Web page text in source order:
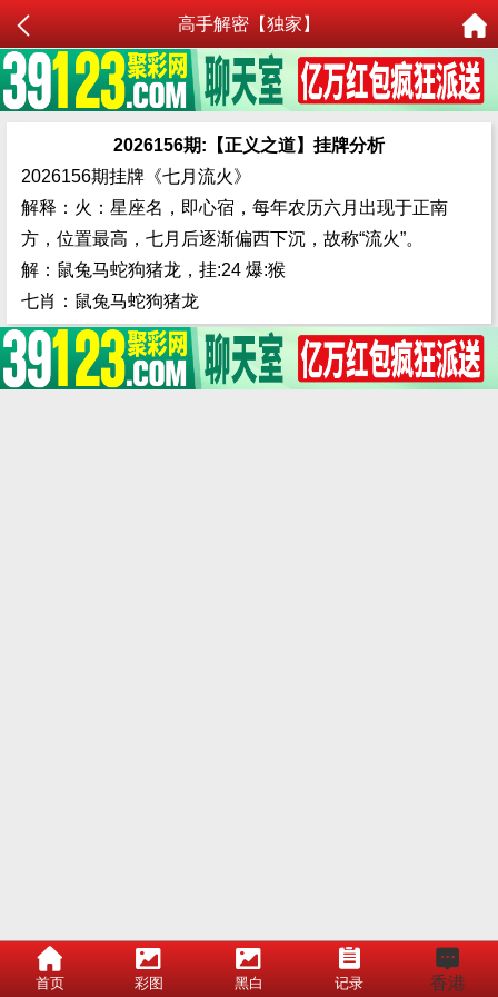
高手解密【独家】
2026156期:【正义之道】挂牌分析
2026156期挂牌《七月流火》
解释：火：星座名，即心宿，每年农历六月出现于正南
方，位置最高，七月后逐渐偏西下沉，故称“流火”。
解：鼠兔马蛇狗猪龙，挂:24 爆:猴
七肖：鼠兔马蛇狗猪龙
首页 彩图 黑白 记录 香港